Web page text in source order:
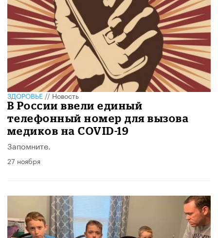
ЗДОРОВЬЕ//Новость
В России ввели единый
телефонный номер для вызова
медиков на COVID-19
Запомните.
27 ноября